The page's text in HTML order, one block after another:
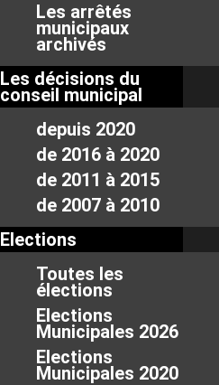
Les arrêtés
municipaux
archivés
Les décisions du
conseil municipal
depuis 2020
de 2016 à 2020
de 2011 à 2015
de 2007 à 2010
Elections
Toutes les
élections
Elections
Municipales 2026
Elections
Municipales 2020